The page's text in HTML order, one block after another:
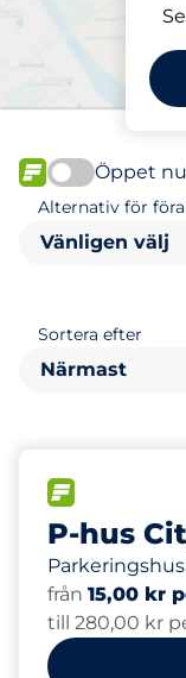
Se
Välj din
Göteborg
FLÖDE
Öppet nu
Alternativ för
Vänligen välj
Sortera efter
Närmast
P-hus
Parkeringshus
från 15,00 kr
till 280,00 kr